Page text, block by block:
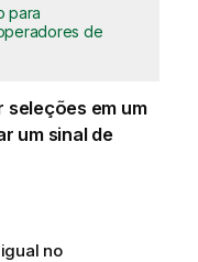
para
de
seleções em um
um sinal de
no